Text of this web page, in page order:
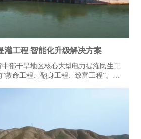
灌工程 智能化升级解决方案
部干旱地区核心大型电力提灌民生工
救命工程、翻身工程、致富工程”。工